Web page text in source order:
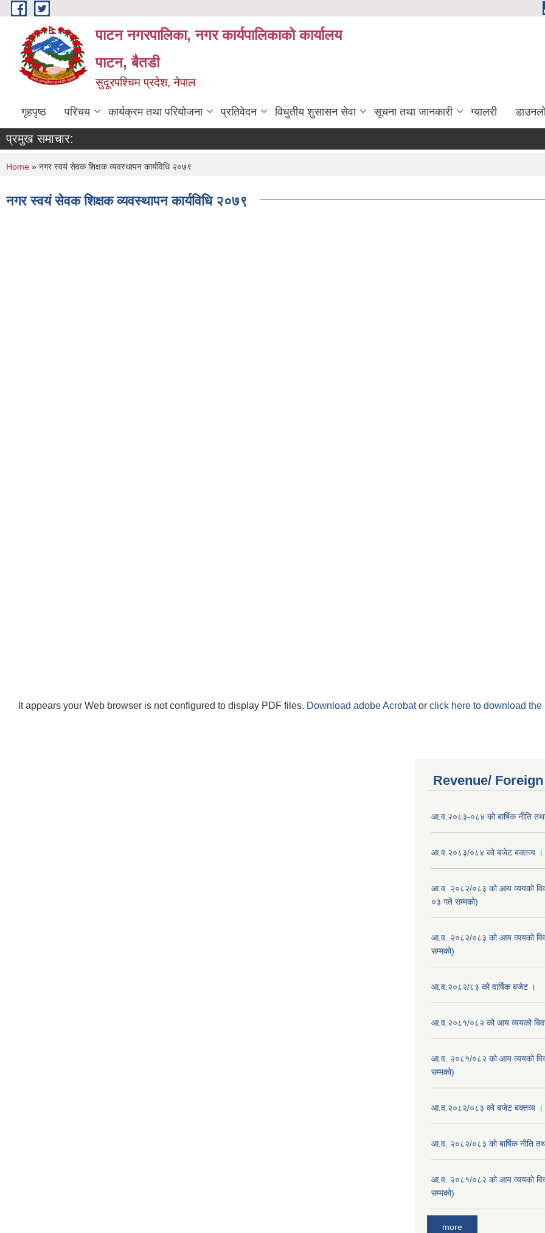
Skip to main content
पाटन नगरपालिका, नगर कार्यपालिकाको कार्यालय
पाटन, बैतडी
सुदूरपश्चिम प्रदेश, नेपाल
गृहपृष्ठ परिचय कार्यक्रम तथा परियोजना प्रतिवेदन विधुतीय शुसासन सेवा सूचना तथा जानकारी ग्यालरी
प्रमुख समाचार:
You are here
Home » नगर स्वयं सेवक शिक्षक व्यवस्थापन कार्यविधि २०७९
नगर स्वयं सेवक शिक्षक व्यवस्थापन कार्यविधि २०७९
It appears your Web browser is not configured to display PDF files. Download adobe Acrobator click here to download the
Revenue/
आ.व.२०८३-०८४ को बार्षिक नीति
आ.व.२०८३/०८४ को बजेट बक्तव्य ।
आ.व. २०८२/०८३ को आय व्ययको
०३ गते सम्मको)
आ.व. २०८२/०८३ को आय व्ययको
सम्मको)
आ.व.२०८२/८३ को वार्षिक बजेट ।
आ.व.२०८१/०८२ को आय व्ययको
आ.व. २०८१/०८२ को आय व्ययको
सम्मको)
आ.व.२०८२/०८३ को बजेट बक्तव्य ।
आ.व. २०८२/०८३ को बार्षिक नीति
आ.व. २०८१/०८२ को आय व्ययको
सम्मको)
more